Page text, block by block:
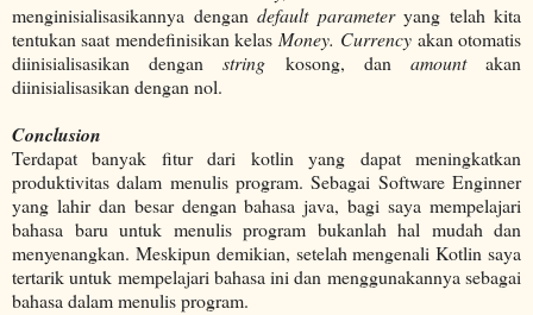
menginisialisasikannya dengan default parameter yang telah kita
tentukan saat mendefinisikan kelas Money. Currency akan otomatis
diinisialisasikan denganstring kosong, dan amountakan
diinisialisasikan dengan nol.
Conclusion
Terdapat banyak fitur dari kotlin yang dapat meningkatkan
produktivitas dalam menulis program. Sebagai Software Enginner
yang lahir dan besar dengan bahasa java, bagi saya mempelajari
bahasa baru untuk menulis program bukanlah hal mudah dan
menyenangkan. Meskipun demikian, setelah mengenali Kotlin saya
tertarik untuk mempelajari bahasa ini dan menggunakannya sebagai
bahasa dalam menulis program.